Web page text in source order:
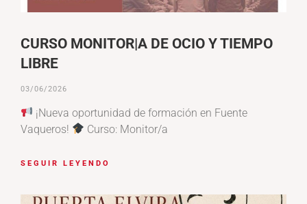
CURSO MONITOR|A DE OCIO Y TIEMPO
LIBRE
03/06/2026
¡Nueva oportunidad de formación en Fuente
Vaqueros!
Curso: Monitor/a
SEGUIR LEYENDO